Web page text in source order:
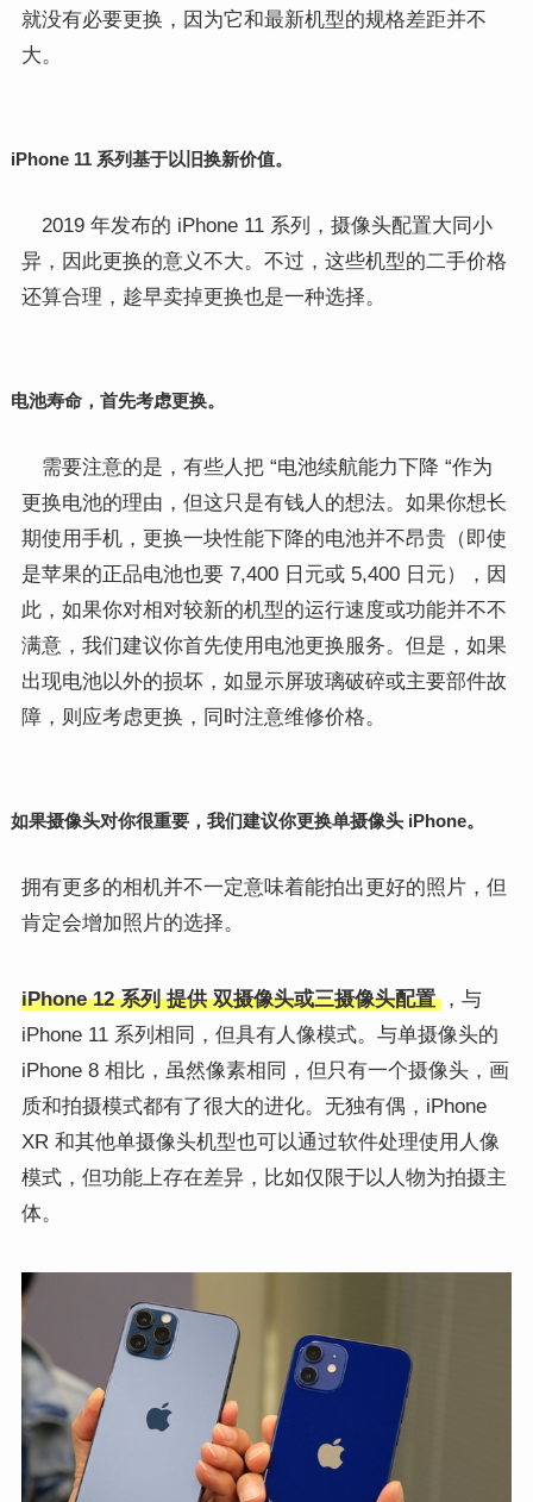
就没有必要更换，因为它和最新机型的规格差距并不
大。
iPhone 11 系列基于以旧换新价值。
2019 年发布的 iPhone 11 系列，摄像头配置大同小
异，因此更换的意义不大。不过，这些机型的二手价格
还算合理，趁早卖掉更换也是一种选择。
电池寿命，首先考虑更换。
需要注意的是，有些人把 “电池续航能力下降 “作为
更换电池的理由，但这只是有钱人的想法。如果你想长
期使用手机，更换一块性能下降的电池并不昂贵（即使
是苹果的正品电池也要 7,400 日元或 5,400 日元），因
此，如果你对相对较新的机型的运行速度或功能并不不
满意，我们建议你首先使用电池更换服务。但是，如果
出现电池以外的损坏，如显示屏玻璃破碎或主要部件故
障，则应考虑更换，同时注意维修价格。
如果摄像头对你很重要，我们建议你更换单摄像头 iPhone。
拥有更多的相机并不一定意味着能拍出更好的照片，但
肯定会增加照片的选择。
iPhone 12 系列 提供双摄像头或三摄像头配置 ，与
iPhone 11 系列相同，但具有人像模式。与单摄像头的
iPhone 8 相比，虽然像素相同，但只有一个摄像头，画
质和拍摄模式都有了很大的进化。无独有偶，iPhone
XR 和其他单摄像头机型也可以通过软件处理使用人像
模式，但功能上存在差异，比如仅限于以人物为拍摄主
体。